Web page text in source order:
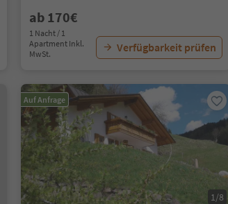
ab 170€
1 Nacht / 1
Apartment Inkl.
MwSt.
Verfügbarkeit prüfen
Auf Anfrage
1/8